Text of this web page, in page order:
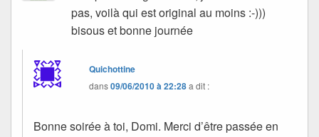
pas, voilà qui est original au moins :-)))
bisous et bonne journée
Quichottine
dans09/06/2010 à 22:28a dit :
Bonne soirée à toi, Domi. Merci d’être passée en